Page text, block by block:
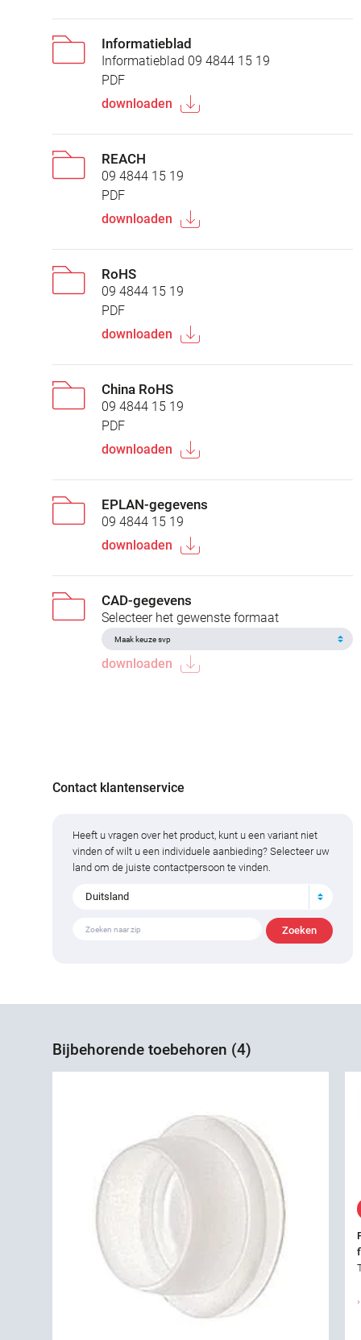
Informatieblad
Informatieblad 09 4844 15 19
PDF
downloaden
REACH
09 4844 15 19
PDF
downloaden
RoHS
09 4844 15 19
PDF
downloaden
China RoHS
09 4844 15 19
PDF
downloaden
EPLAN-gegevens
09 4844 15 19
downloaden
CAD-gegevens
Selecteer het gewenste formaat
downloaden
Contact klantenservice
Heeft u vragen over het product, kunt u een variant niet
vinden of wilt u een individuele aanbieding? Selecteer uw
land om de juiste contactpersoon te vinden.
Duitsland
Bijbehorende toebehoren (4)